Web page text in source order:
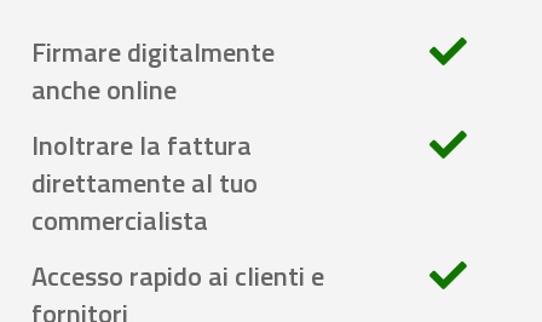
Firmare digitalmente
anche online
Inoltrare la fattura
direttamente al tuo
commercialista
Accesso rapido ai clienti e
fornitori